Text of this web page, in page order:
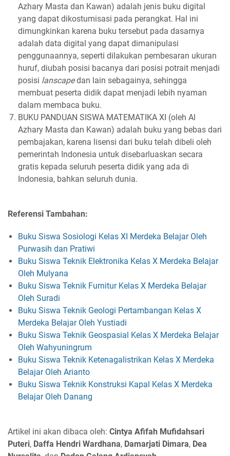
Azhary Masta dan Kawan) adalah jenis buku digital
yang dapat dikostumisasi pada perangkat. Hal ini
dimungkinkan karena buku tersebut pada dasarnya
adalah data digital yang dapat dimanipulasi
penggunaannya, seperti dilakukan pembesaran ukuran
huruf, diubah posisi bacanya dari posisi potrait menjadi
posisi lanscapedan lain sebagainya, sehingga
membuat peserta didik dapat menjadi lebih nyaman
dalam membaca buku.
BUKU PANDUAN SISWA MATEMATIKA XI (oleh Al
Azhary Masta dan Kawan) adalah buku yang bebas dari
pembajakan, karena lisensi dari buku telah dibeli oleh
pemerintah Indonesia untuk disebarluaskan secara
gratis kepada seluruh peserta didik yang ada di
Indonesia, bahkan seluruh dunia.
Referensi Tambahan:
Buku Siswa Sosiologi Kelas XI Merdeka Belajar Oleh
Purwasih dan Pratiwi
Buku Siswa Teknik Elektronika Kelas X Merdeka Belajar
Oleh Mulyana
Buku Siswa Teknik Furnitur Kelas X Merdeka Belajar
Oleh Suradi
Buku Siswa Teknik Geologi Pertambangan Kelas X
Merdeka Belajar Oleh Yustiadi
Buku Siswa Teknik Geospasial Kelas X Merdeka Belajar
Oleh Wahyuningrum
Buku Siswa Teknik Ketenagalistrikan Kelas X Merdeka
Belajar Oleh Arianto
Buku Siswa Teknik Konstruksi Kapal Kelas X Merdeka
Belajar Oleh Danang
Artikel ini akan dibaca oleh: Cintya Afifah Mufidahsari
Puteri, Daffa Hendri Wardhana, Damarjati Dimara, Dea